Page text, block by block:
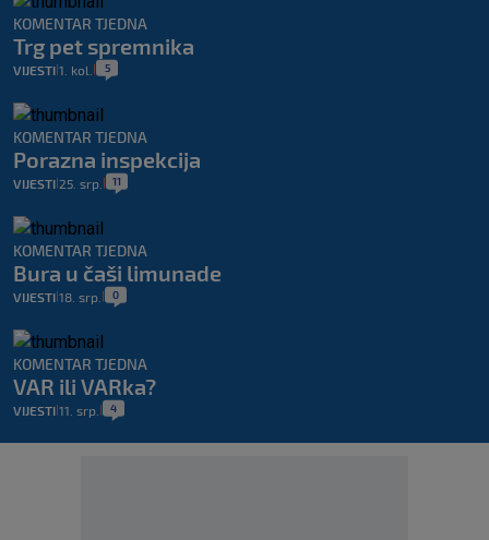
KOMENTAR TJEDNA
Trg pet spremnika
VIJESTI 1. kol. 5
KOMENTAR TJEDNA
Porazna inspekcija
VIJESTI 25. srp. 11
KOMENTAR TJEDNA
Bura u čaši limunade
VIJESTI 18. srp. 0
KOMENTAR TJEDNA
VAR ili VARka?
VIJESTI 11. srp. 4